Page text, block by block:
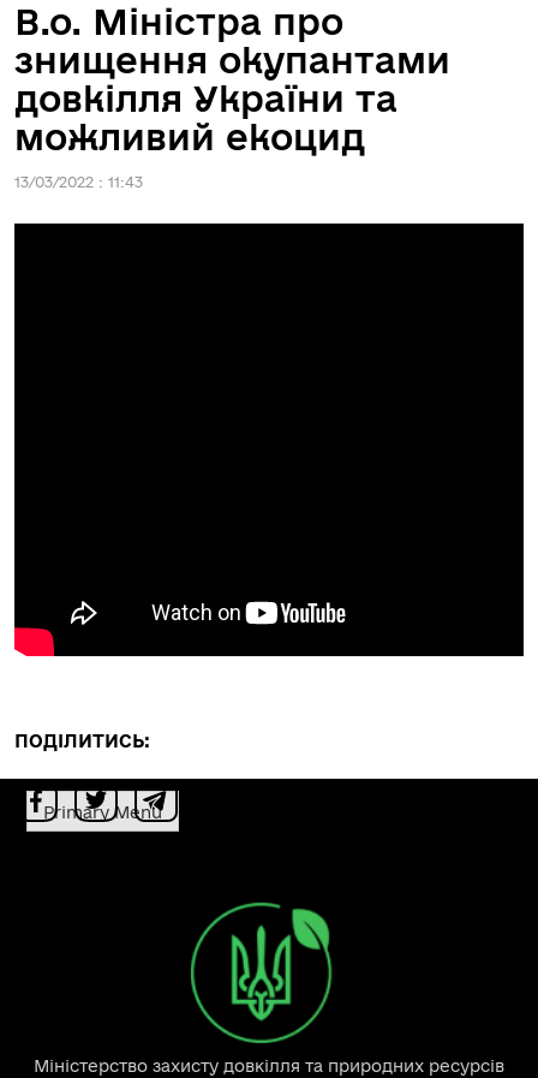
В.о. Міністра про
знищення окупантами
довкілля України та
можливий екоцид
13/03/2022 : 11:43
ПОДІЛИТИСЬ:
Primary Menu
Міністерство захисту довкілля та природних ресурсів